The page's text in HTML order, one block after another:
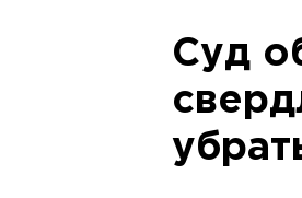
Суд